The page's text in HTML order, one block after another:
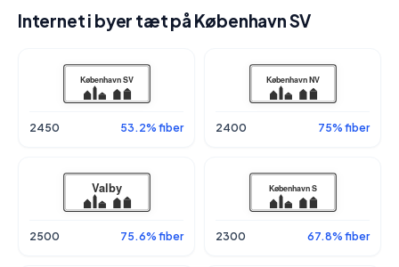
Internet i byer tæt på København SV
2450 53.2% fiber 2400 75% fiber
2500 75.6% fiber 2300 67.8% fiber